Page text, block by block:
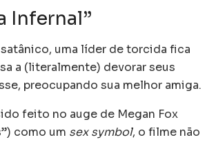
Infernal”
uma líder de torcida fica
a (literalmente) devorar seus
preocupando sua melhor amiga.
feito no auge de Megan Fox
como um sex symbol, o filme não